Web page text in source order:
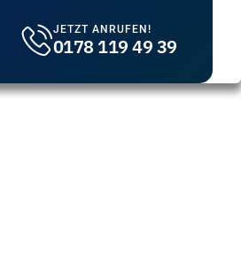
JETZT ANRUFEN!
0178 119 49 39